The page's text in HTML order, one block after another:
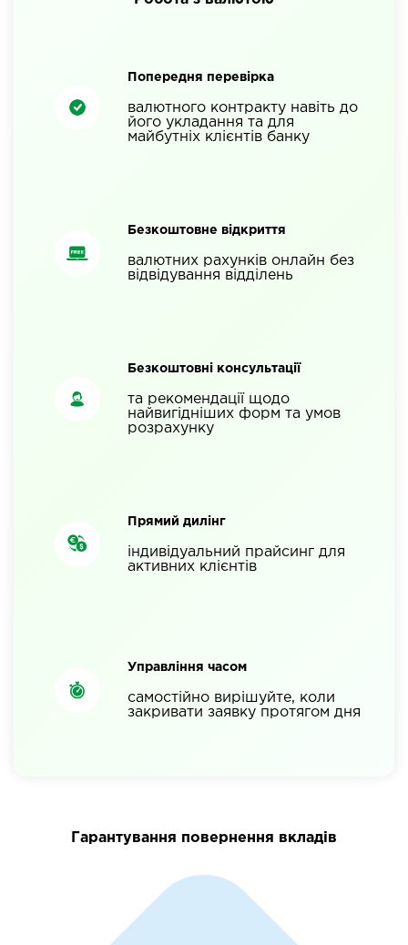
Попередня перевірка
валютного контракту навіть до
його укладання та для
майбутніх клієнтів банку
Безкоштовне відкриття
валютних рахунків онлайн без
відвідування відділень
Безкоштовні консультації
та рекомендації щодо
найвигідніших форм та умов
розрахунку
Прямий дилінг
індивідуальний прайсинг для
активних клієнтів
Управління часом
самостійно вирішуйте, коли
закривати заявку протягом дня
Гарантування повернення вкладів